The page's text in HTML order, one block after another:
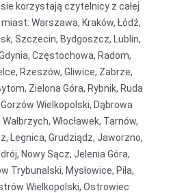
korzystają czytelnicy z całej
Warszawa, Kraków, Łódź,
Szczecin, Bydgoszcz, Lublin,
Częstochowa, Radom,
Rzeszów, Gliwice, Zabrze,
Zielona Góra, Rybnik, Ruda
Wielkopolski, Dąbrowa
Włocławek, Tarnów,
Legnica, Grudziądz, Jaworzno,
Nowy Sącz, Jelenia Góra,
Trybunalski, Mysłowice, Piła,
Wielkopolski, Ostrowiec